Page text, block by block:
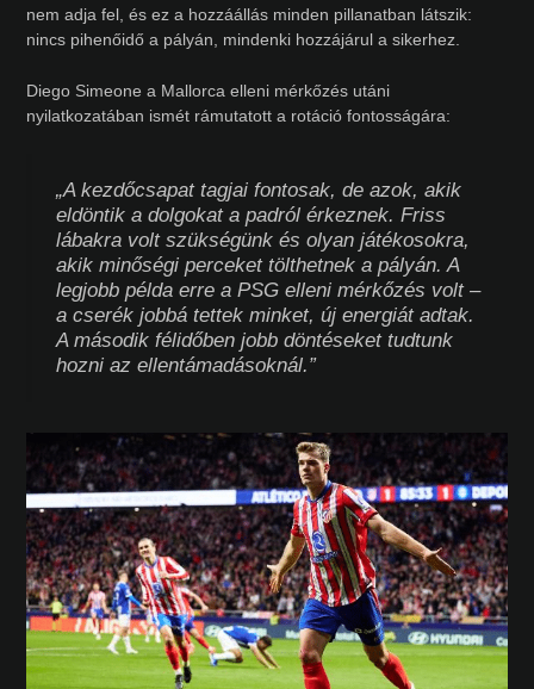
nem adja fel, és ez a hozzáállás minden pillanatban látszik:
nincs pihenőidő a pályán, mindenki hozzájárul a sikerhez.
Diego Simeone a Mallorca elleni mérkőzés utáni
nyilatkozatában ismét rámutatott a rotáció fontosságára:
„A kezdőcsapat tagjai fontosak, de azok, akik
eldöntik a dolgokat a padról érkeznek. Friss
lábakra volt szükségünk és olyan játékosokra,
akik minőségi perceket tölthetnek a pályán. A
legjobb példa erre a PSG elleni mérkőzés volt –
a cserék jobbá tettek minket, új energiát adtak.
A második félidőben jobb döntéseket tudtunk
hozni az ellentámadásoknál.”